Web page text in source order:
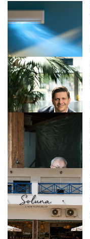
Tech
TÁMOGATÓI
Családi
vállalkozások